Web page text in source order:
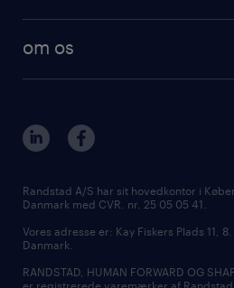
om os
Randstad A/S har sit hovedkontor i
Danmark med CVR. nr. 25 05 05 41.
Vores adresse er: Kay Fiskers Plads 11,
Danmark.
RANDSTAD, HUMAN FORWARD OG